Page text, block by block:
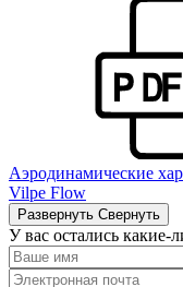
Аэродинамические
Vilpe Flow
Развернуть Свернуть
У вас остались какие-